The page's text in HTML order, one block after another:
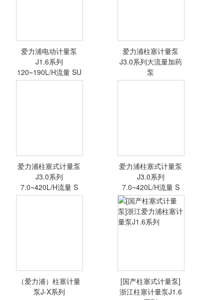
<查看详情> <查看详情>
<查看详情>
爱力浦电动计量泵
J1.6系列
120~190L/H流量 SU
<查看详情>
爱力浦柱塞计量泵
J3.0系列大流量加药
泵
<查看详情>
爱力浦柱塞式计量泵
J3.0系列
7.0~420L/H流量 S
<查看详情>
爱力浦柱塞式计量泵
J3.0系列
7.0~420L/H流量 S
（爱力浦）柱塞计量
泵J-X系列
[国产柱塞式计量泵]
浙江柱塞计量泵J1.6